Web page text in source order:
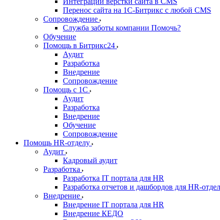
Перенос сайта на 1C-Битрикс с любой CMS
Сопровождение
Служба заботы компании Помочь?
Обучение
Помощь в Битрикс24
Аудит
Разработка
Внедрение
Сопровождение
Помощь с 1С
Аудит
Разработка
Внедрение
Обучение
Сопровождение
Помощь HR-отделу
Аудит
Кадровый аудит
Разработка
Разработка IT портала для HR
Разработка отчетов и дашбордов для HR-
Внедрение
Внедрение IT портала для HR
Внедрение КЕДО